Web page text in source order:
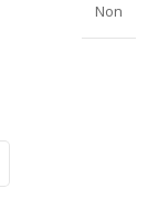
Non